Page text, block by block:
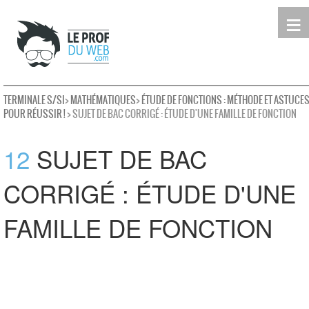
≡
leProfDuWeb
Seconde
Première
Terminale
Rechercher
TERMINALE S/SI>MATHÉMATIQUES>ÉTUDE DE FONCTIONS : MÉTHODE ET ASTUCES
POUR RÉUSSIR !> SUJET DE BAC CORRIGÉ : ÉTUDE D'UNE FAMILLE DE FONCTION
12 SUJET DE BAC
CORRIGÉ : ÉTUDE D'UNE
FAMILLE DE FONCTION